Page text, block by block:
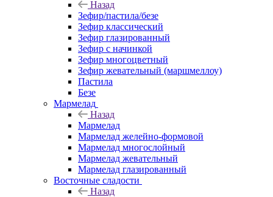
Назад
Зефир/пастила/безе
Зефир классический
Зефир глазированный
Зефир с начинкой
Зефир многоцветный
Зефир жевательный (маршмеллоу)
Пастила
Безе
Мармелад
Назад
Мармелад
Мармелад желейно-формовой
Мармелад многослойный
Мармелад жевательный
Мармелад глазированный
Восточные сладости
Назад